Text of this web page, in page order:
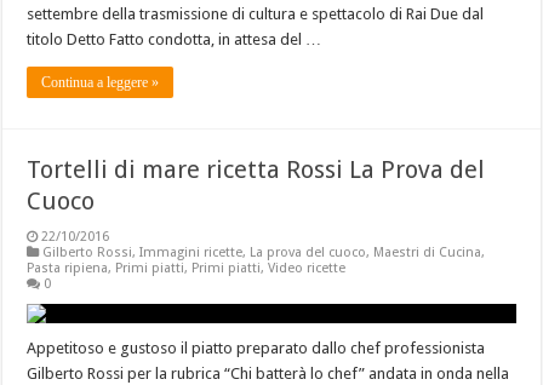
settembre della trasmissione di cultura e spettacolo di Rai Due dal
titolo Detto Fatto condotta, in attesa del …
Continua a leggere »
Tortelli di mare ricetta Rossi La Prova del
Cuoco
22/10/2016
Gilberto Rossi,Immagini ricette, La prova del cuoco, Maestri di Cucina,
Pasta ripiena, Primi piatti, Primi piatti,Video ricette
0
Appetitoso e gustoso il piatto preparato dallo chef professionista
Gilberto Rossi per la rubrica “Chi batterà lo chef” andata in onda nella